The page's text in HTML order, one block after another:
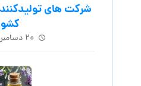
شرکت های
۲۰ دسامبر, ۲۰۲۳